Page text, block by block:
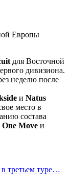
для Восточной
дивизиона.
неделю после
и Natus
место в
состава
One Move и
в третьем туре…